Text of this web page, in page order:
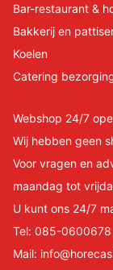
Bar-restaurant &
Bakkerij en
Koelen
Catering
Webshop 24/7
Wij hebben geen
Voor vragen en
maandag tot
U kunt ons 24/7
Tel: 085-0600678
Mail: